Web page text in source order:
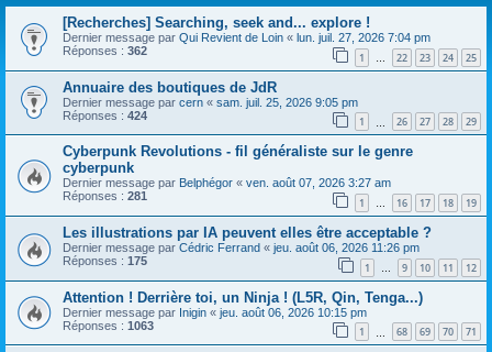
[Recherches] Searching, seek and... explore !
Dernier message par Qui Revient de Loin « lun. juil. 27, 2026 7:04 pm
Réponses : 362 1 … 22 23 24 25
Annuaire des boutiques de JdR
Dernier message par cern « sam. juil. 25, 2026 9:05 pm
Réponses : 424 1 26 27 28 29
Cyberpunk Revolutions - fil généraliste sur le genre
cyberpunk
Dernier message par Belphégor « ven. août 07, 2026 3:27 am
Réponses : 281 1 … 16 17 18 19
Les illustrations par IA peuvent elles être acceptable ?
Dernier message par Cédric Ferrand « jeu. août 06, 2026 11:26 pm
Réponses : 175 1 … 9 10 11 12
Attention ! Derrière toi, un Ninja ! (L5R, Qin, Tenga...)
Dernier message par Inigin « jeu. août 06, 2026 10:15 pm
Réponses : 1063 1 68 69 70 71